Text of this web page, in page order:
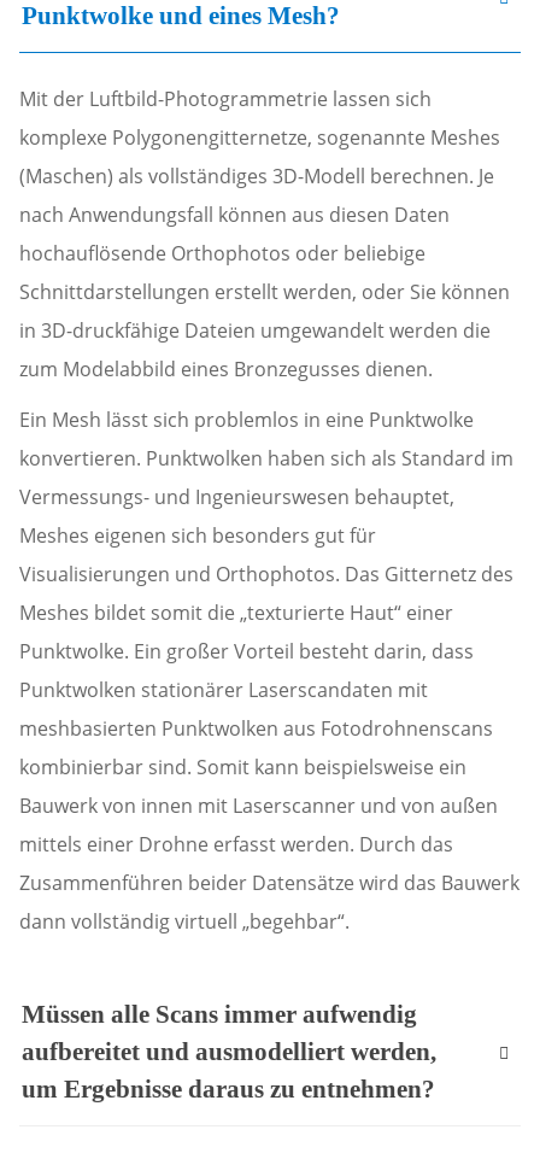
Punktwolke und eines Mesh?
Mit der Luftbild-Photogrammetrie lassen sich
komplexe Polygonengitternetze, sogenannte Meshes
(Maschen) als vollständiges 3D-Modell berechnen. Je
nach Anwendungsfall können aus diesen Daten
hochauflösende Orthophotos oder beliebige
Schnittdarstellungen erstellt werden, oder Sie können
in 3D-druckfähige Dateien umgewandelt werden die
zum Modelabbild eines Bronzegusses dienen.
Ein Mesh lässt sich problemlos in eine Punktwolke
konvertieren. Punktwolken haben sich als Standard im
Vermessungs- und Ingenieurswesen behauptet,
Meshes eigenen sich besonders gut für
Visualisierungen und Orthophotos. Das Gitternetz des
Meshes bildet somit die „texturierte Haut“ einer
Punktwolke. Ein großer Vorteil besteht darin, dass
Punktwolken stationärer Laserscandaten mit
meshbasierten Punktwolken aus Fotodrohnenscans
kombinierbar sind. Somit kann beispielsweise ein
Bauwerk von innen mit Laserscanner und von außen
mittels einer Drohne erfasst werden. Durch das
Zusammenführen beider Datensätze wird das Bauwerk
dann vollständig virtuell „begehbar“.
Müssen alle Scans immer aufwendig
aufbereitet und ausmodelliert werden,
um Ergebnisse daraus zu entnehmen?